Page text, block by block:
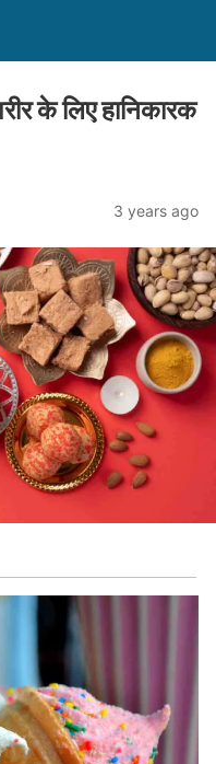
के लिए हानिकारक
3 years ago